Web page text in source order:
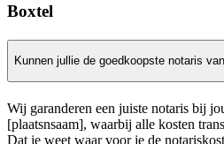
Boxtel
Kunnen jullie de goedkoopste notaris
Wij garanderen een juiste notaris bij
[plaatsnsaam], waarbij alle kosten
Dat je weet waar voor je de